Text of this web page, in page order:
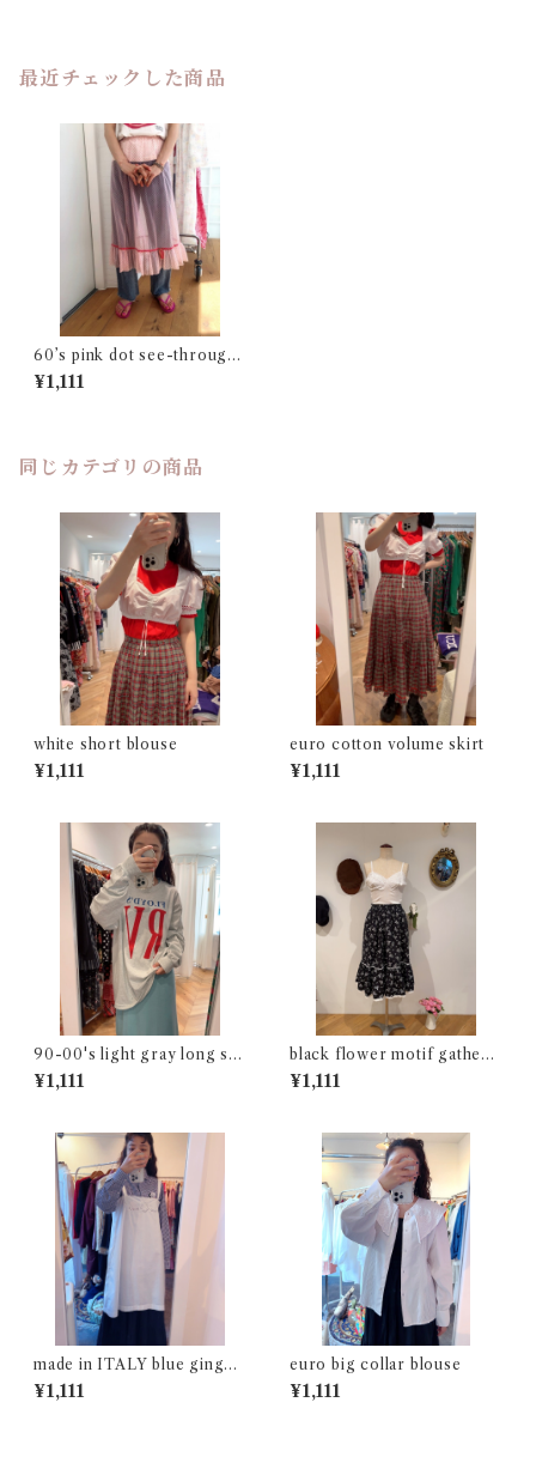
最近チェックした商品
60’s pink dot see-through
half slip
¥1,111
同じカテゴリの商品
white short blouse
¥1,111
euro cotton volume skirt
¥1,111
90-00's light gray long sle
eve t-shirt
¥1,111
black flower motif gathere
d skirt
¥1,111
made in ITALY blue gingha
m check shirt
¥1,111
euro big collar blouse
¥1,111